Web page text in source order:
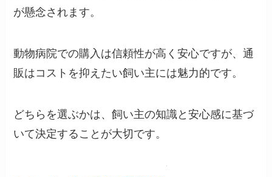
が懸念されます。
動物病院での購入は信頼性が高く安心ですが、通
販はコストを抑えたい飼い主には魅力的です。
どちらを選ぶかは、飼い主の知識と安心感に基づ
いて決定することが大切です。